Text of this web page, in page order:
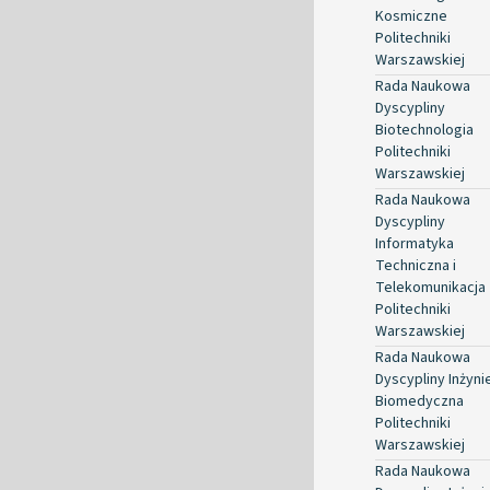
Kosmiczne
Politechniki
Warszawskiej
Rada Naukowa
Dyscypliny
Biotechnologia
Politechniki
Warszawskiej
Rada Naukowa
Dyscypliny
Informatyka
Techniczna i
Telekomunikacja
Politechniki
Warszawskiej
Rada Naukowa
Dyscypliny
Biomedyczna
Politechniki
Warszawskiej
Rada Naukowa